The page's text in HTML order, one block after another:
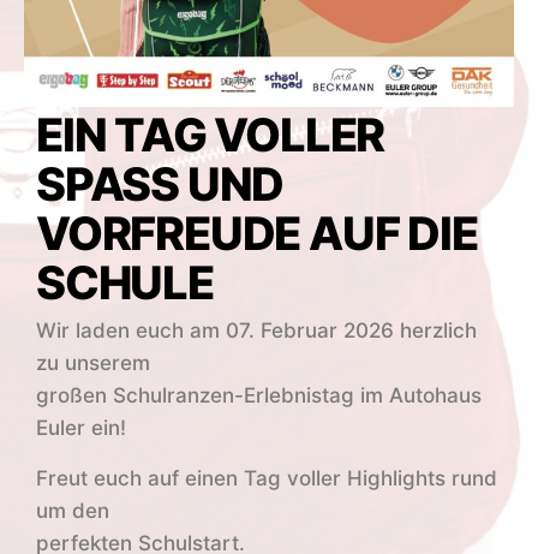
EIN TAG VOLLER
SPASS UND
VORFREUDE AUF DIE
SCHULE
Wir laden euch am 07. Februar 2026 herzlich
zu unserem
großen Schulranzen-Erlebnistag im Autohaus
Euler ein!
Freut euch auf einen Tag voller Highlights rund
um den
perfekten Schulstart.